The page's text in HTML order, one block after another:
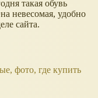
такая обувь
невесомая, удобно
сайта.
фото, где купить